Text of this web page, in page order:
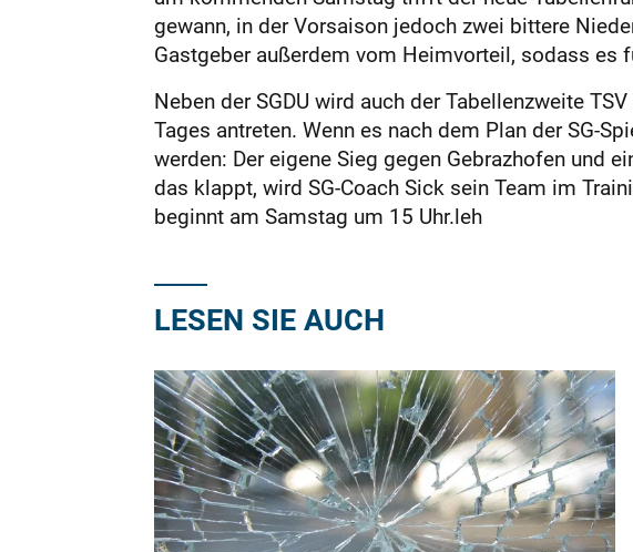
gewann, in der Vorsaison jedoch zwei bittere
Gastgeber außerdem vom Heimvorteil, sodass es
Neben der SGDU wird auch der Tabellenzweite
Tages antreten. Wenn es nach dem Plan der SG-
werden: Der eigene Sieg gegen Gebrazhofen und
das klappt, wird SG-Coach Sick sein Team im
beginnt am Samstag um 15 Uhr.leh
LESEN SIE AUCH